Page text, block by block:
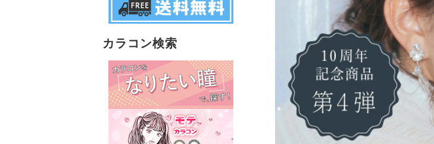
カラコン検索